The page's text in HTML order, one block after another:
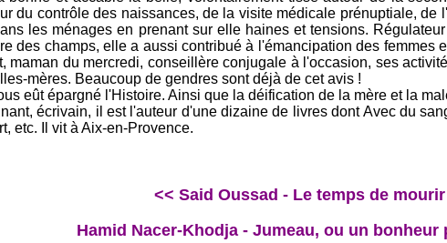
du contrôle des naissances, de la visite médicale prénuptiale,
les ménages en prenant sur elle haines et tensions.
des champs, elle a aussi contribué à l'émancipation des femmes
maman du mercredi, conseillère conjugale à l'occasion, ses
mères. Beaucoup de gendres sont déjà de cet avis !
eût épargné l'Histoire. Ainsi que la déification de la mère et la
écrivain, il est l'auteur d'une dizaine de livres dont Avec du
etc. Il vit à Aix-en-Provence.
<< Said Oussad - Le temps de mourir
Hamid Nacer-Khodja - Jumeau, ou un bonheur